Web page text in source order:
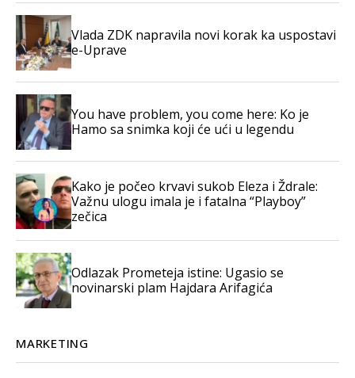
Vlada ZDK napravila novi korak ka uspostavi
e-Uprave
You have problem, you come here: Ko je
Hamo sa snimka koji će ući u legendu
Kako je počeo krvavi sukob Eleza i Ždrale:
Važnu ulogu imala je i fatalna “Playboy”
zečica
Odlazak Prometeja istine: Ugasio se
novinarski plam Hajdara Arifagića
MARKETING